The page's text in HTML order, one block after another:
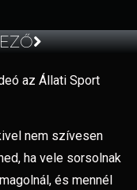
az Állati Sport
nem szívesen
ha vele sorsolnak
és mennél